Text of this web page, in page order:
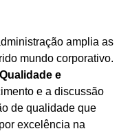
amplia as
mundo corporativo.
e
e a discussão
de qualidade que
excelência na